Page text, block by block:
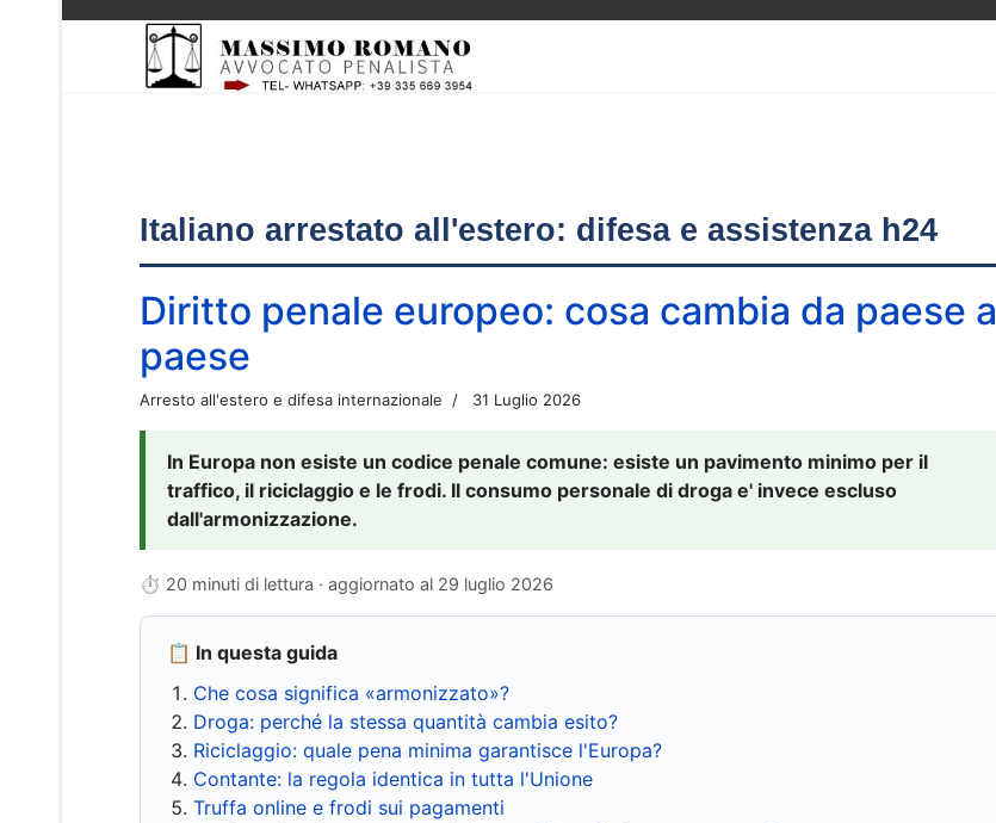
Italiano arrestato all'estero: difesa e assistenza h24
Diritto penale europeo: cosa cambia da paese a
paese
Arresto all'estero e difesa internazionale 31 Luglio 2026
In Europa non esiste un codice penale comune: esiste un pavimento minimo per il
traffico, il riciclaggio e le frodi. Il consumo personale di droga e' invece escluso
dall'armonizzazione.
⏱ 20 minuti di lettura · aggiornato al 29 luglio 2026
📋 In questa guida
Che cosa significa «armonizzato»?
Droga: perché la stessa quantità cambia esito?
Riciclaggio: quale pena minima garantisce l'Europa?
Contante: la regola identica in tutta l'Unione
Truffa online e frodi sui pagamenti